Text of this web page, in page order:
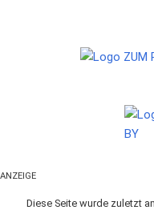
ANZEIGE
Diese Seite wurde zuletzt